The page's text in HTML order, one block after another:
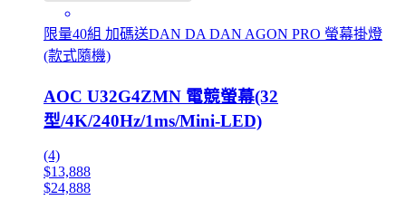
限量40組 加碼送DAN DA DAN AGON PRO 螢幕掛燈
(款式隨機)
AOC U32G4ZMN 電競螢幕(32
型/4K/240Hz/1ms/Mini-LED)
(4)
$13,888
$24,888